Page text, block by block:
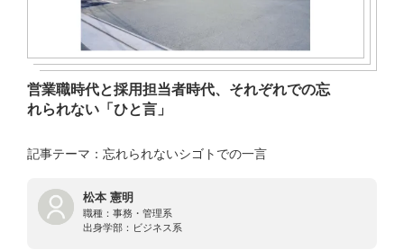
営業職時代と採用担当者時代、それぞれでの忘
れられない「ひと言」
記事テーマ：忘れられないシゴトでの一言
松本 憲明
職種： 事務・管理系
出身学部： ビジネス系